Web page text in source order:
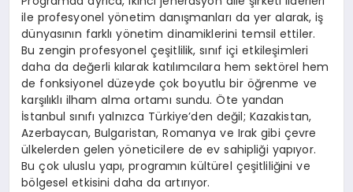
ile profesyonel yönetim danışmanları da yer alarak, iş
dünyasının farklı yönetim dinamiklerini temsil ettiler.
Bu zengin profesyonel çeşitlilik, sınıf içi etkileşimleri
daha da değerli kılarak katılımcılara hem sektörel hem
de fonksiyonel düzeyde çok boyutlu bir öğrenme ve
karşılıklı ilham alma ortamı sundu. Öte yandan
İstanbul sınıfı yalnızca Türkiye’den değil; Kazakistan,
Azerbaycan, Bulgaristan, Romanya ve Irak gibi çevre
ülkelerden gelen yöneticilere de ev sahipliği yapıyor.
Bu çok uluslu yapı, programın kültürel çeşitliliğini ve
bölgesel etkisini daha da artırıyor.